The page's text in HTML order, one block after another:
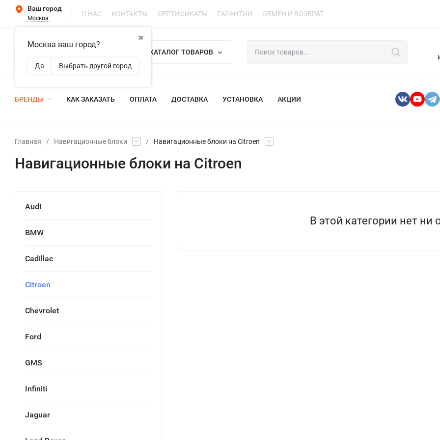
Ваш город
Москва
✖
Москва ваш город?
Да Выбрать другой город
О НАС КОНТАКТЫ СЕРТИФИКАТЫ ГАРАНТИИ ОБМЕН И ВОЗВРАТ
КАТАЛОГ ТОВАРОВ
БРЕНДЫ КАК ЗАКАЗАТЬ ОПЛАТА ДОСТАВКА УСТАНОВКА АКЦИИ
Главная / Навигационные блоки / Навигационные блоки на Citroen
Навигационные блоки на Citroen
Audi
BMW
Cadillac
Citroen
Chevrolet
Ford
GMS
Infiniti
Jaguar
В этой категории нет ни